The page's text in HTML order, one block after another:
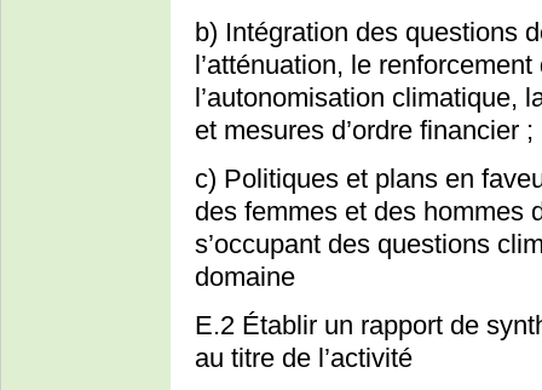
b) Intégration des questions
l’atténuation, le
l’autonomisation climatique,
et mesures d’ordre financier ;
c) Politiques et plans en
des femmes et des hommes
s’occupant des questions
domaine
E.2 Établir un rapport de
au titre de l’activité